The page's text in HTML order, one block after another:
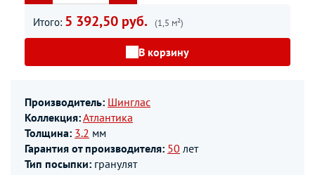
Итого: 5 392,50 руб. (1,5 м²)
В корзину
Производитель: Шинглас
Коллекция:Атлантика
Толщина: 3.2 мм
Гарантия от производителя: 50 лет
Тип посыпки: гранулят